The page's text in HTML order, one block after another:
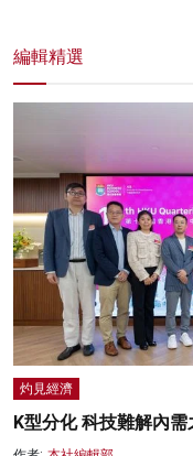
編輯精選
灼見經濟
K型分化 科技難解內